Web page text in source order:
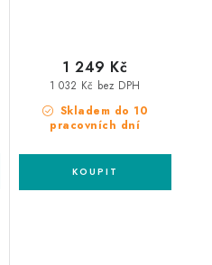
Skladem do 10
pracovních dní
1 032 Kč bez DPH
1 249 Kč